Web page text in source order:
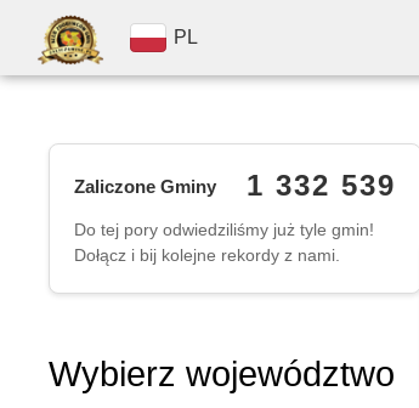
PL
Zaliczone Gminy 1 332 539
Do tej pory odwiedziliśmy już tyle gmin!
Dołącz i bij kolejne rekordy z nami.
Wybierz województwo